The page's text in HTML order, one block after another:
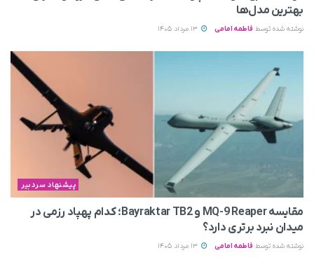
بهترین مدل‌ها
نوشته شده توسط فاطمه امامی
پیشنهاد سردبیر
مقایسه MQ-9 Reaper و Bayraktar TB2؛ کدام پهپاد رزمی در
میدان نبرد برتری دارد؟
نوشته شده توسط فاطمه امامی